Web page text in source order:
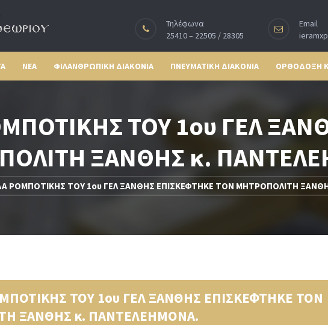
Τηλέφωνα
25410 – 22505 / 28305
Email
ΝΕΑ ΦΙΛΑΝΘΡΩΠΙΚΗ ΔΙΑΚΟΝΙΑ ΠΝΕΥΜΑΤΙΚΗ ΔΙΑΚΟΝΙΑ ΟΡΘΟΔΟΞΗ
ΤΟΥ 1ου ΓΕΛ
ΞΑΝΘΗΣ κ.
ΡΟΜΠΟΤΙΚΗΣ ΤΟΥ 1ου ΓΕΛ ΞΑΝΘΗΣ ΕΠΙΣΚΕΦΤΗΚΕ ΤΟΝ ΜΗΤΡΟΠΟΛΙΤΗ
ΤΟΥ 1ου ΓΕΛ ΞΑΝΘΗΣ ΕΠΙΣΚΕΦΤΗΚΕ ΤΟΝ
ΞΑΝΘΗΣ κ. ΠΑΝΤΕΛΕΗΜΟΝΑ.